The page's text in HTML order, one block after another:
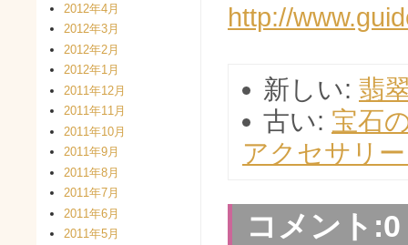
http://
新しい: 翡
古い: 宝石
アクセサリ
コメント:0
2012年4月
2012年3月
2012年2月
2012年1月
2011年12月
2011年11月
2011年10月
2011年9月
2011年8月
2011年7月
2011年6月
2011年5月